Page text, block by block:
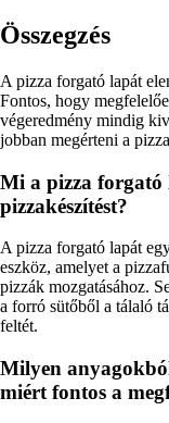
Összegzés
A pizza forgató lapát
Fontos, hogy
végeredmény mindig
jobban megérteni a
Mi a pizza forgató
pizzakészítést?
A pizza forgató lapát
eszköz, amelyet a
pizzák mozgatásához.
a forró sütőből a tálaló
feltét.
Milyen
miért fontos a